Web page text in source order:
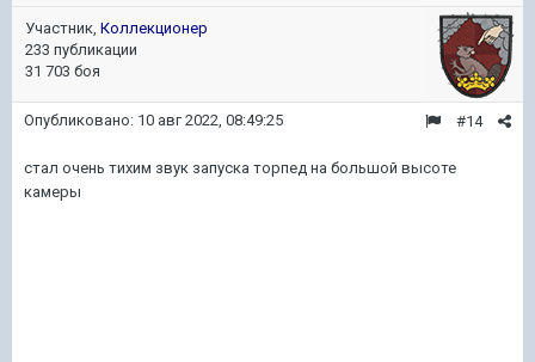
Участник, Коллекционер
233 публикации
31 703 боя
#14
Опубликовано: 10 авг 2022, 08:49:25
стал очень тихим звук запуска торпед на большой высоте
камеры